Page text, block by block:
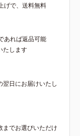
げで、送料無料
あれば返品可能
たします
日にお届けいたし
までお選びいただけ